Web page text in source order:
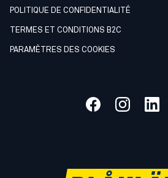
POLITIQUE DE CONFIDENTIALITÉ
TERMES ET CONDITIONS B2C
PARAMÈTRES DES COOKIES